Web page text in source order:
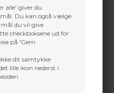
alle' giver du
Du kan også vælge
du vil give
checkboksene ud for
på 'Gem
dit samtykke
lille ikon nederst i